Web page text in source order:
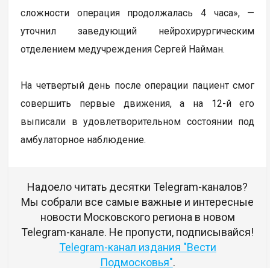
сложности операция продолжалась 4 часа», —
уточнил заведующий нейрохирургическим
отделением медучреждения Сергей Найман.
На четвертый день после операции пациент смог
совершить первые движения, а на 12-й его
выписали в удовлетворительном состоянии под
амбулаторное наблюдение.
Надоело читать десятки Telegram-каналов?
Мы собрали все самые важные и интересные
новости Московского региона в новом
Telegram-канале. Не пропусти, подписывайся!
Telegram-канал издания "Вести
Подмосковья".